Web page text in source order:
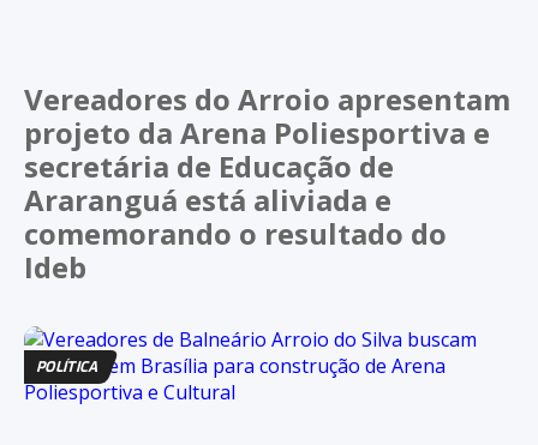
Vereadores do Arroio apresentam
projeto da Arena Poliesportiva e
secretária de Educação de
Araranguá está aliviada e
comemorando o resultado do
Ideb
POLÍTICA